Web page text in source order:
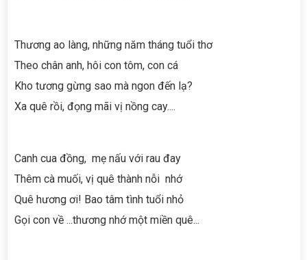
Thương ao làng, những năm tháng tuổi thơ
Theo chân anh, hôi con tôm, con cá
Kho tương gừng sao mà ngon đến lạ?
Xa quê rồi, đọng mãi vị nồng cay....
Canh cua đồng, mẹ nấu với rau đay
Thêm cà muối, vị quê thành nỗi nhớ
Quê hương ơi! Bao tâm tình tuổi nhỏ
Gọi con về ...thương nhớ một miền quê...